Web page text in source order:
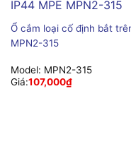
Ổ cắm loại cố định bắt
MPN2-315
Model: MPN2-315
Giá:107,000₫